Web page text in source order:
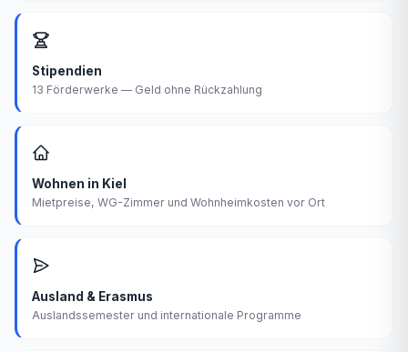
Stipendien
13 Förderwerke — Geld ohne Rückzahlung
Wohnen in Kiel
Mietpreise, WG-Zimmer und Wohnheimkosten vor Ort
Ausland & Erasmus
Auslandssemester und internationale Programme